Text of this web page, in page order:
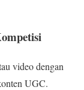
video dengan
UGC.